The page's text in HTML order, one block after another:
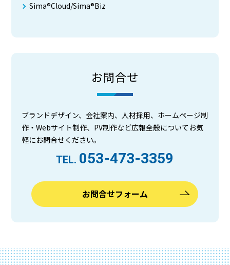
Sima®Cloud/Sima®Biz
お問合せ
ブランドデザイン、会社案内、人材採用、ホームページ制
作・Webサイト制作、PV制作など広報全般についてお気
軽にお問合せください。
TEL. 053-473-3359
お問合せフォーム